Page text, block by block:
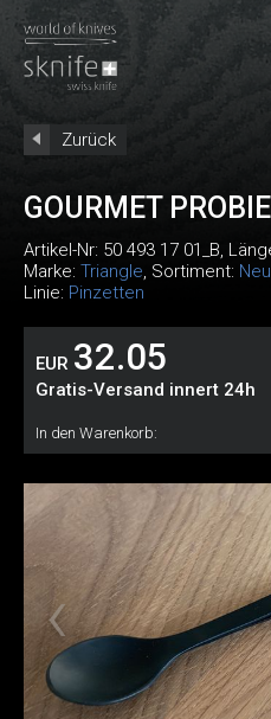
Zurück
GOURMET
Artikel-Nr: 50 493 17 01_B,
Marke: Triangle, Sortiment:
Linie: Pinzetten
EUR 32.05
Gratis-Versand innert 24h
In den Warenkorb: